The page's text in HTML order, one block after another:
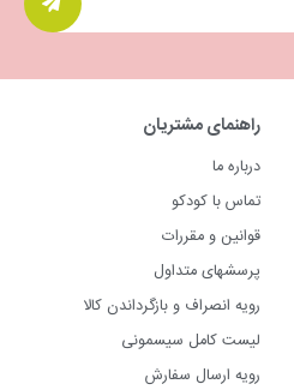
راهنمای مشتریان
درباره ما
تماس با کودکو
قوانین و مقررات
پرسشهای متداول
رویه انصراف و بازگرداندن کالا
لیست کامل سیسمونی
رویه ارسال سفارش